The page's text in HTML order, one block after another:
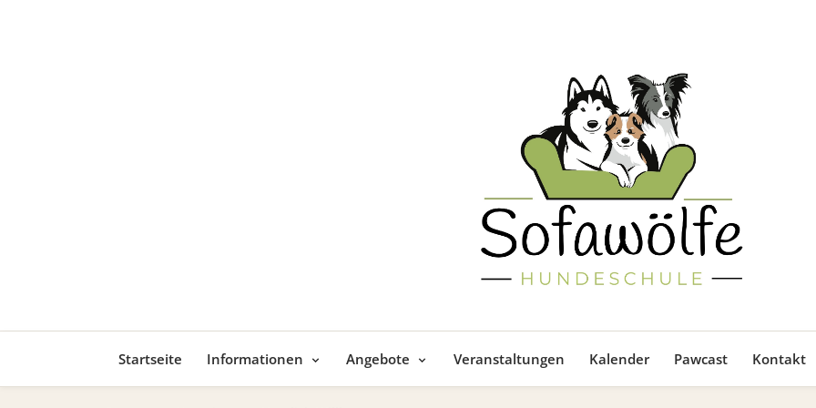
Startseite Informationen Angebote Veranstaltungen Kalender Pawcast Kontakt